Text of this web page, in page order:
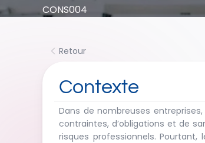
CONS004
Retour
Contexte
Dans de nombreuses
contraintes, d’obligations et de
risques professionnels.